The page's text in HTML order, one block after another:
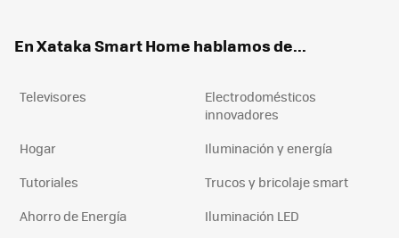
En Xataka Smart Home hablamos de...
Televisores
Electrodomésticos
innovadores
Hogar
Iluminación y energía
Tutoriales
Trucos y bricolaje smart
Ahorro de Energía
Iluminación LED